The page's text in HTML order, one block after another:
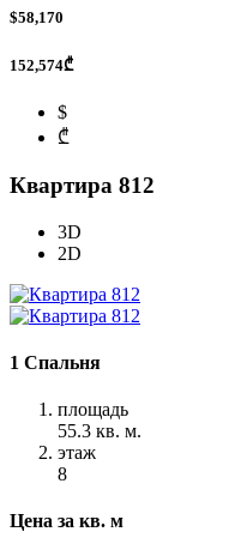
$58,170
152,574₾
$
₾
Квартира 812
3D
2D
1 Спальня
площадь
55.3 кв. м.
этаж
8
Цена за кв. м